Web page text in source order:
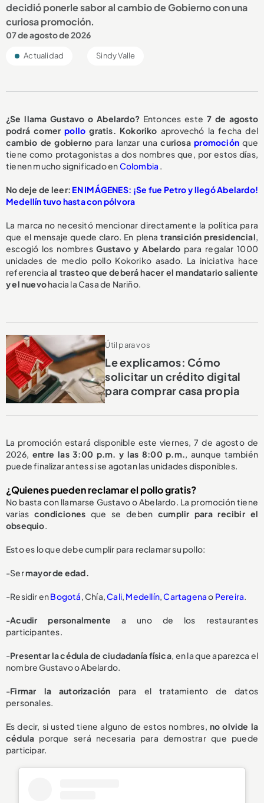
decidió ponerle sabor al cambio de Gobierno con una
curiosa promoción.
07 de agosto de 2026
Actualidad Sindy Valle
¿Se llama Gustavo o Abelardo? Entonces este 7 de agosto
podrá comerpollogratis. Kokoriko aprovechó la fecha del
cambio de gobierno para lanzar unacuriosapromoción que
tiene como protagonistas a dos nombres que, por estos días,
tienen mucho significado enColombia .
No deje de leer: EN IMÁGENES: ¡Se fue Petro y llegó Abelardo!
Medellín tuvo hasta con pólvora
La marca no necesitó mencionar directamente la política para
que el mensaje quede claro. En plenatransición presidencial,
escogió los nombresGustavo y Abelardopara regalar 1000
unidades de medio pollo Kokoriko asado. La iniciativa hace
referenciaal trasteo que deberá hacer el mandatario saliente
y el nuevohacia la Casa de Nariño.
Útil para vos
Le explicamos: Cómo
solicitar un crédito digital
para comprar casa propia
La promoción estará disponible este viernes, 7 de agosto de
2026, entre las 3:00 p.m. y las 8:00 p.m., aunque también
puede finalizar antes si se agotan las unidades disponibles.
¿Quienes pueden reclamar el pollo gratis?
No basta con llamarse Gustavo o Abelardo. La promoción tiene
varias condiciones que se deben cumplir para recibir el
obsequio.
Esto es lo que debe cumplir para reclamar su pollo:
-Sermayor de edad.
-Residir enBogotá, Chía,Cali, Medellín,Cartagenao Pereira.
-Acudir personalmente a uno de los restaurantes
participantes.
-Presentar la cédula de ciudadanía física, en la que aparezca el
nombre Gustavo o Abelardo.
-Firmar la autorización para el tratamiento de datos
personales.
Es decir, si usted tiene alguno de estos nombres, no olvide la
cédula porque será necesaria para demostrar que puede
participar.